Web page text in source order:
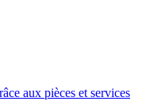
aux pièces et services